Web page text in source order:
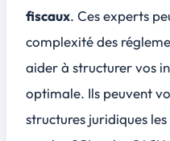
fiscaux. Ces experts
complexité des
aider à structurer vos
optimale. Ils peuvent
structures juridiques